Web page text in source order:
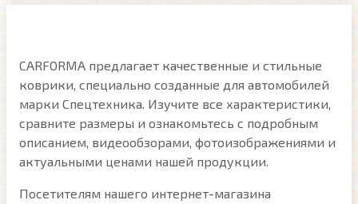
CARFORMA предлагает качественные и стильные
коврики, специально созданные для автомобилей
марки Спецтехника. Изучите все характеристики,
сравните размеры и ознакомьтесь с подробным
описанием, видеообзорами, фотоизображениями и
актуальными ценами нашей продукции.
Посетителям нашего интернет-магазина